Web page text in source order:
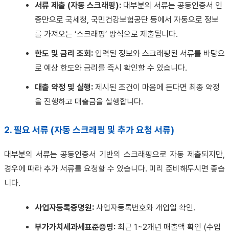
서류 제출 (자동 스크래핑): 대부분의 서류는 공동인증서 인
증만으로 국세청, 국민건강보험공단 등에서 자동으로 정보
를 가져오는 ‘스크래핑’ 방식으로 제출됩니다.
한도 및 금리 조회: 입력된 정보와 스크래핑된 서류를 바탕으
로 예상 한도와 금리를 즉시 확인할 수 있습니다.
대출 약정 및 실행: 제시된 조건이 마음에 든다면 최종 약정
을 진행하고 대출금을 실행합니다.
2. 필요 서류 (자동 스크래핑 및 추가 요청 서류)
대부분의 서류는 공동인증서 기반의 스크래핑으로 자동 제출되지만,
경우에 따라 추가 서류를 요청할 수 있습니다. 미리 준비해두시면 좋습
니다.
사업자등록증명원: 사업자등록번호와 개업일 확인.
부가가치세과세표준증명: 최근 1~2개년 매출액 확인 (수입